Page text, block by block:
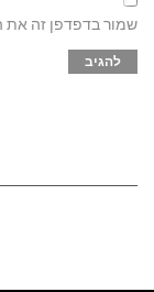
שמור בדפדפן זה את